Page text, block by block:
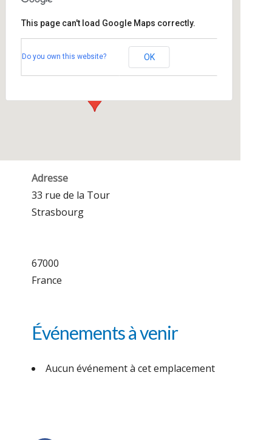
33 rue de la Tour - Strasbourg
This page can't load Google Maps correctly.
Do you own this website? OK
Adresse
33 rue de la Tour
Strasbourg
67000
France
Événements à venir
Aucun événement à cet emplacement